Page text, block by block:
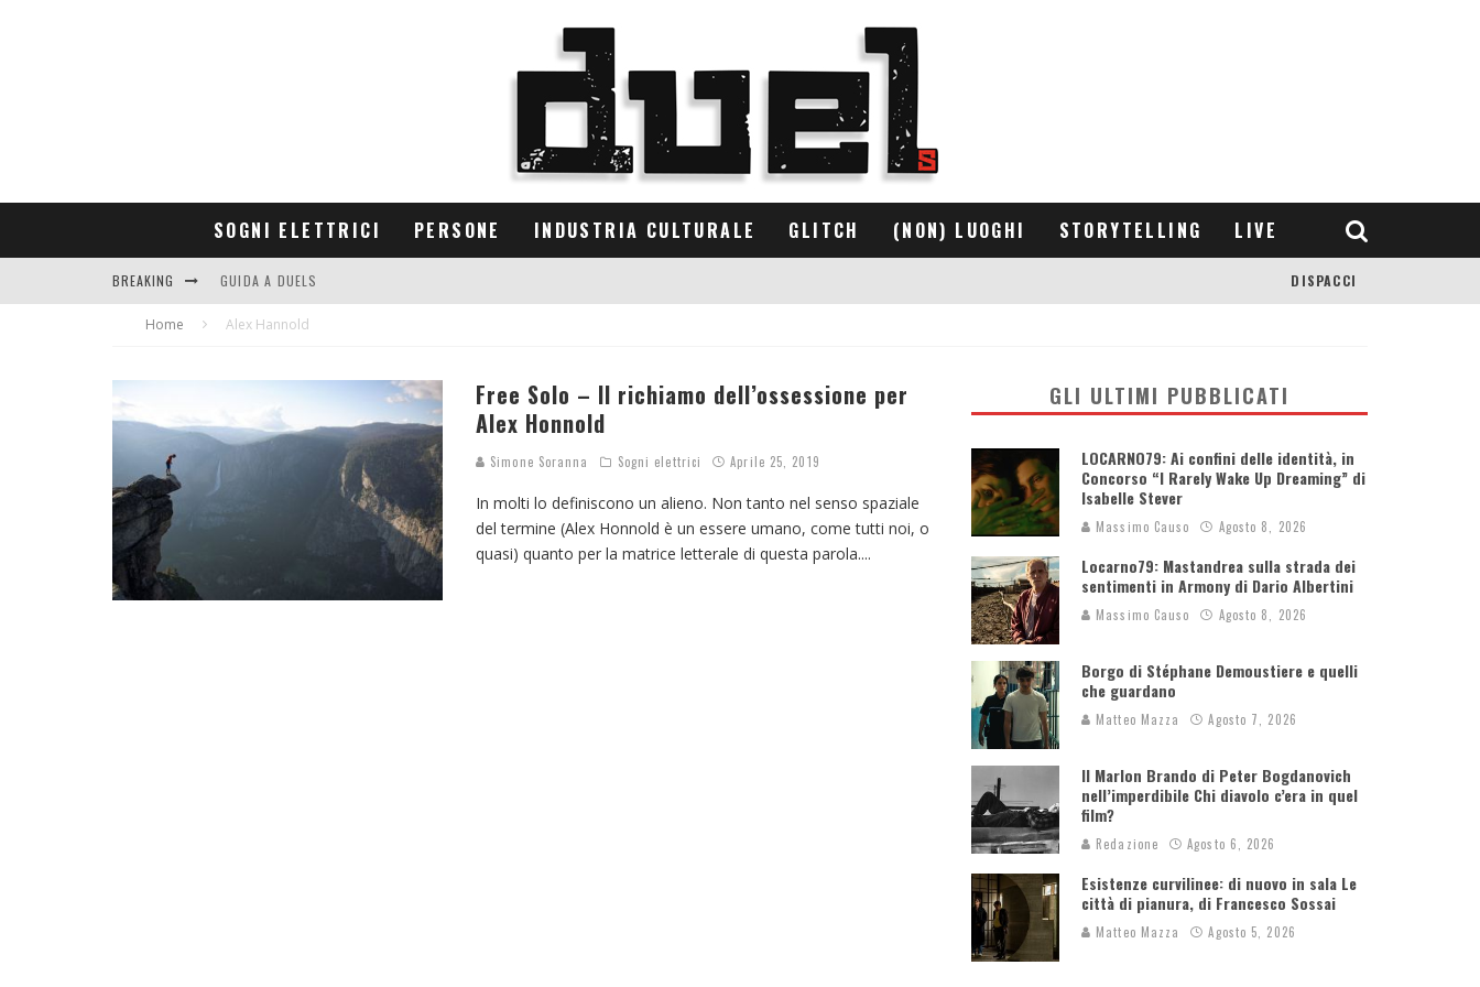
SOGNI ELETTRICI PERSONE INDUSTRIA CULTURALE GLITCH (NON) LUOGHI STORYTELLING LIVE
BREAKING GUIDA A DUELS
CONTRIBUTORS
DISPACCI
Home Alex Hannold
Free Solo – Il richiamo dell’ossessione per
Alex Honnold
Simone Soranna Sogni elettrici Aprile 25, 2019
In molti lo definiscono un alieno. Non tanto nel senso spaziale
del termine (Alex Honnold è un essere umano, come tutti noi, o
quasi) quanto per la matrice letterale di questa parola....
GLI ULTIMI PUBBLICATI
LOCARNO79: Ai confini delle identità, in
Concorso “I Rarely Wake Up Dreaming” di
Isabelle Stever
Massimo Causo Agosto 8, 2026
Locarno79: Mastandrea sulla strada dei
sentimenti in Armony di Dario Albertini
Massimo Causo Agosto 8, 2026
Borgo di Stéphane Demoustiere e quelli
che guardano
Matteo Mazza Agosto 7, 2026
Il Marlon Brando di Peter Bogdanovich
nell’imperdibile Chi diavolo c’era in quel
film?
Redazione Agosto 6, 2026
Esistenze curvilinee: di nuovo in sala Le
città di pianura, di Francesco Sossai
Matteo Mazza Agosto 5, 2026